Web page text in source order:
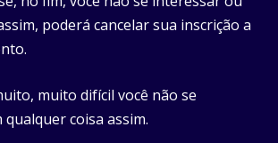
poderá cancelar sua inscrição a
muito difícil você não se
coisa assim.